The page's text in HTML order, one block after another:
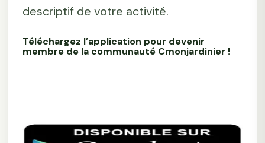
descriptif de votre activité.
Téléchargez l’application pour devenir
membre de la communauté Cmonjardinier !